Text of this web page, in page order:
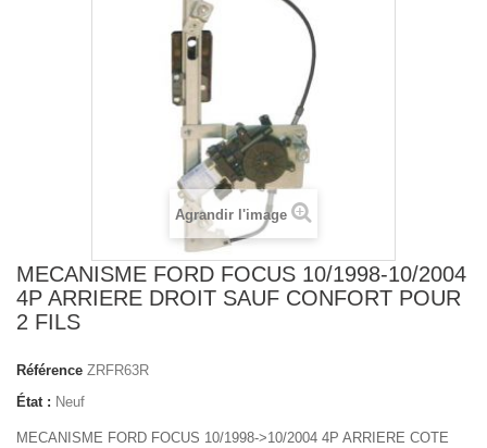
Agrandir l'image
MECANISME FORD FOCUS 10/1998-10/2004
4P ARRIERE DROIT SAUF CONFORT POUR
2 FILS
Référence ZRFR63R
État : Neuf
MECANISME FORD FOCUS 10/1998->10/2004 4P ARRIERE COTE